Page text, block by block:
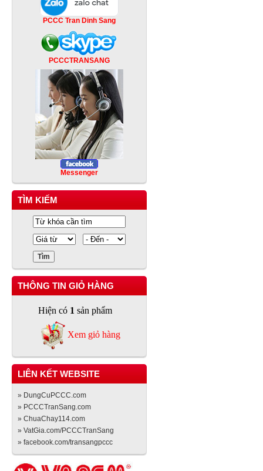
PCCC Tran Dinh Sang
PCCCTRANSANG
Messenger
TÌM KIẾM
THÔNG TIN GIỎ HÀNG
Hiện có 1 sản phẩm
Xem giỏ hàng
LIÊN KẾT WEBSITE
» DungCuPCCC.com
» PCCCTranSang.com
» ChuaChay114.com
» VatGia.com/PCCCTranSang
» facebook.com/transangpccc